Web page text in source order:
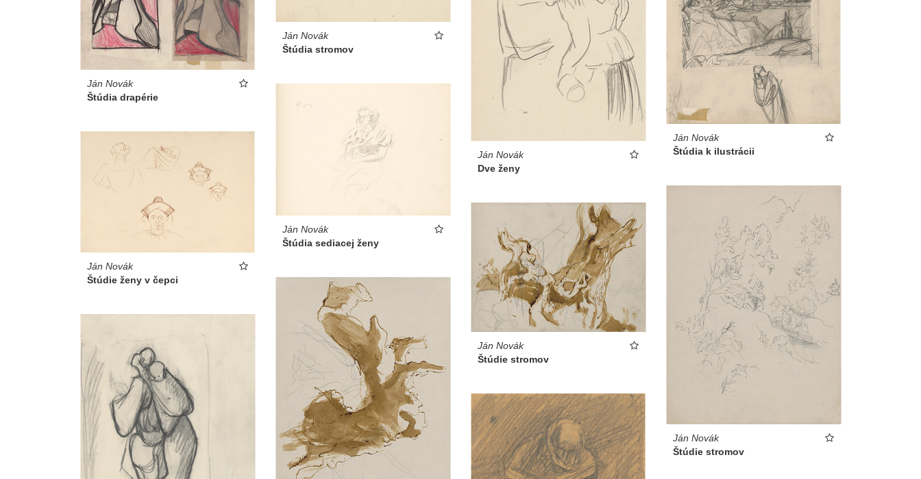
Ján Novák
Štúdia drapérie
Ján Novák
Štúdia stromov
Ján Novák
Dve ženy
Ján Novák
Štúdia k ilustrácii
Ján Novák
Štúdia sediacej ženy
Ján Novák
Štúdie ženy v čepci
Ján Novák
Štúdie stromov
Ján Novák
Štúdie stromov